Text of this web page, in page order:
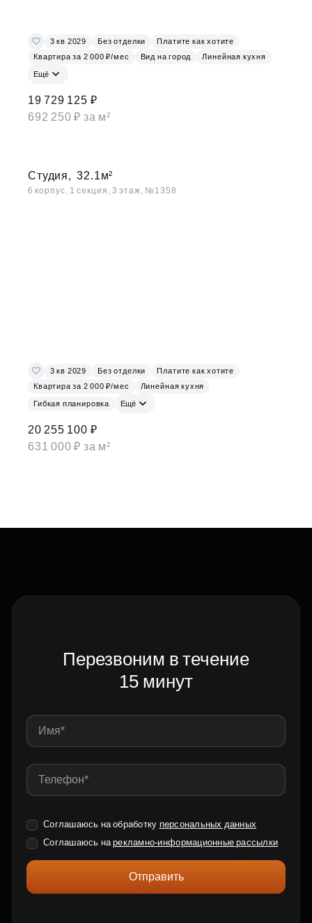
3 кв 2029 Без отделки
Платите как хотите
Квартира за 2 000 ₽/мес
Вид на город Линейная кухня
Ещё
19 729 125 ₽
692 250 ₽ за м²
Студия, 32.1м²
6 корпус, 1 секция, 3 этаж, №1358
3 кв 2029 Без отделки
Платите как хотите
Квартира за 2 000 ₽/мес
Линейная кухня
Гибкая планировка Ещё
20 255 100 ₽
631 000 ₽ за м²
Перезвоним в течение
15 минут
Соглашаюсь на обработку персональных данных
Соглашаюсь нарекламно-информационные рассылки
Отправить